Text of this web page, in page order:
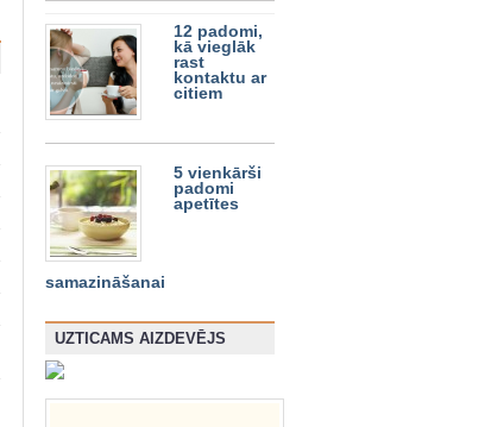
12 padomi,
kā vieglāk
rast
kontaktu ar
citiem
5 vienkārši
padomi
apetītes
samazināšanai
UZTICAMS AIZDEVĒJS